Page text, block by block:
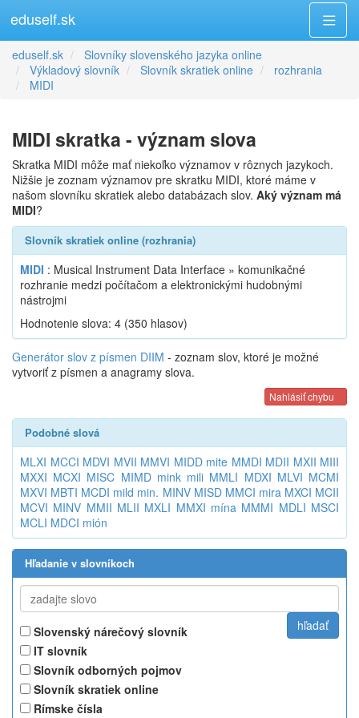
eduself.sk
eduself.sk
Slovníky slovenského jazyka online
Výkladový slovník
Slovník skratiek online
rozhrania
MIDI
MIDI skratka - význam slova
Skratka MIDI môže mať niekoľko významov v rôznych jazykoch.
Nižšie je zoznam významov pre skratku MIDI, ktoré máme v
našom slovníku skratiek alebo databázach slov. Aký význam má
MIDI?
Slovník skratiek online (rozhrania)
MIDI : Musical Instrument Data Interface » komunikačné
rozhranie medzi počítačom a elektronickými hudobnými
nástrojmi
Hodnotenie slova: 4 (350 hlasov)
Generátor slov z písmen DIIM - zoznam slov, ktoré je možné
vytvoriť z písmen a anagramy slova.
Nahlásiť chybu
Podobné slová
MLXI MCCI MDVI MVII MMVI MIDD mite MMDI MDII MXII MIII
MXXI MCXI MISC MIMD mink mili MMLI MDXI MLVI MCMI
MXVI MBTI MCDI mild min. MINV MISD MMCI mira MXCI MCII
MCVI MINV MMII MLII MXLI MMXI mína MMMI MDLI MSCI
MCLI MDCI mión
Hľadanie v slovníkoch
Slovenský nárečový slovník
IT slovník
Slovník odborných pojmov
Slovník skratiek online
Rímske čísla